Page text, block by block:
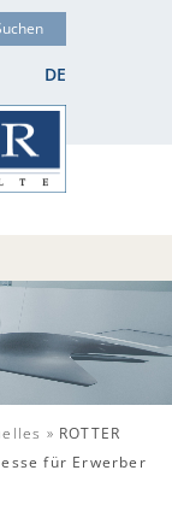
DE
» ROTTER
für Erwerber